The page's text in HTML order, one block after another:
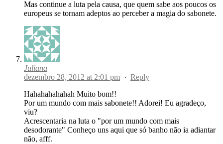
Mas continue a luta pela causa, que quem sabe aos poucos os
europeus se tornam adeptos ao perceber a magia do sabonete.
Juliana
dezembro 28, 2012 at 2:01 pm · Reply
Hahahahahahah Muito bom!!
Por um mundo com mais sabonete!! Adorei! Eu agradeço,
viu?
Acrescentaria na luta o "por um mundo com mais
desodorante" Conheço uns aqui que só banho não ia adiantar
não, afff.